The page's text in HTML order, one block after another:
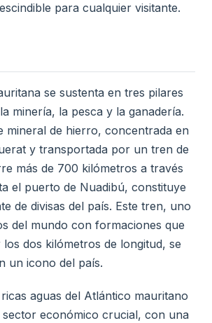
para cualquier visitante.
se sustenta en tres pilares
minería, la pesca y la ganadería.
mineral de hierro, concentrada en
y transportada por un tren de
más de 700 kilómetros a través
el puerto de Nuadibú, constituye
de divisas del país. Este tren, uno
del mundo con formaciones que
dos kilómetros de longitud, se
un icono del país.
aguas del Atlántico mauritano
económico crucial, con una